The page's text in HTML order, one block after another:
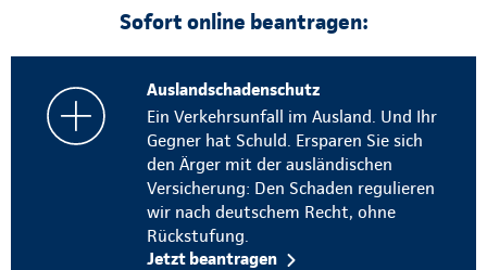
Sofort online beantragen:
Auslandschadenschutz
Ein Verkehrsunfall im Ausland. Und Ihr
Gegner hat Schuld. Ersparen Sie sich
den Ärger mit der ausländischen
Versicherung: Den Schaden regulieren
wir nach deutschem Recht, ohne
Rückstufung.
Jetzt beantragen